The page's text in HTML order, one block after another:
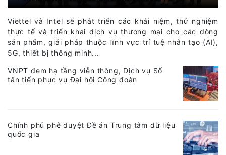
Viettel và Intel sẽ phát triển các khái niệm, thử nghiệm
thực tế và triển khai dịch vụ thương mại cho các dòng
sản phẩm, giải pháp thuộc lĩnh vực trí tuệ nhân tạo (AI),
5G, thiết bị thông minh...
VNPT đem hạ tầng viễn thông, Dịch vụ Số
tân tiến phục vụ Đại hội Công đoàn
Chính phủ phê duyệt Đề án Trung tâm dữ liệu
quốc gia